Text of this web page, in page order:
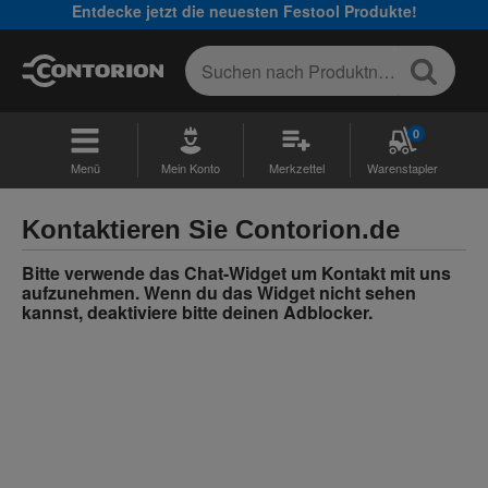
Entdecke jetzt die neuesten Festool Produkte!
Menü Mein Konto Merkzettel
0
Warenstapler
Kontaktieren Sie Contorion.de
Bitte verwende das Chat-Widget um Kontakt mit uns
aufzunehmen. Wenn du das Widget nicht sehen
kannst, deaktiviere bitte deinen Adblocker.